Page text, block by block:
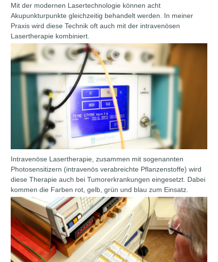
Mit der modernen Lasertechnologie können acht
Akupunkturpunkte gleichzeitig behandelt werden. In meiner
Praxis wird diese Technik oft auch mit der intravenösen
Lasertherapie kombiniert.
Intravenöse Lasertherapie, zusammen mit sogenannten
Photosensitizern (intravenös verabreichte Pflanzenstoffe) wird
diese Therapie auch bei Tumorerkrankungen eingesetzt. Dabei
kommen die Farben rot, gelb, grün und blau zum Einsatz.